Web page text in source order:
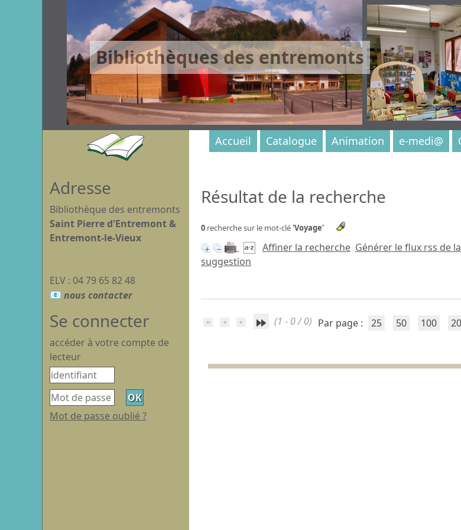
Bibliothèques des entremonts
Résultat de la recherche
0 recherche sur le mot-clé 'Voyage'
Affiner la recherche Générer le flux rss de
suggestion
(1 - 0 / 0) Par page : 25 50 100
Accueil Catalogue Animation e-medi@
Adresse
Bibliothèque des entremonts
Saint Pierre d'Entremont &
Entremont-le-Vieux
ELV : 04 79 65 82 48
Se connecter
accéder à votre compte de
lecteur
Mot de passe oublié ?